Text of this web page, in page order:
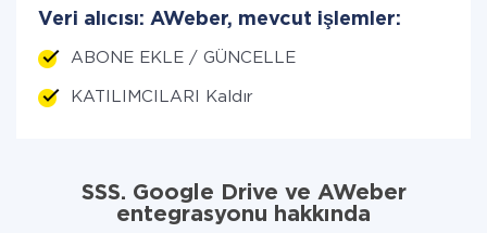
Veri alıcısı: AWeber, mevcut işlemler:
ABONE EKLE / GÜNCELLE
KATILIMCILARI Kaldır
SSS. Google Drive ve AWeber
entegrasyonu hakkında